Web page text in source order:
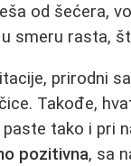
od šećera,
smeru rasta,
prirodni
Takođe,
tako i pri
pozitivna, sa